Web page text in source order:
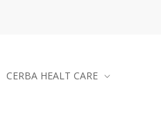
CERBA HEALT CARE